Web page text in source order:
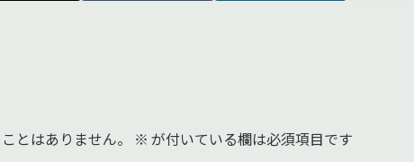
とはありません。 ※ が付いている欄は必須項目です